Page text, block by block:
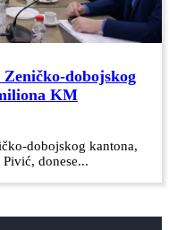
dobojskog
KM
dobojskog kantona,
donese...